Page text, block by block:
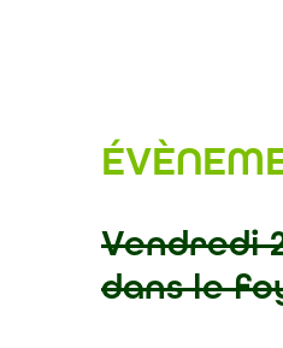
Vendredi
dans le